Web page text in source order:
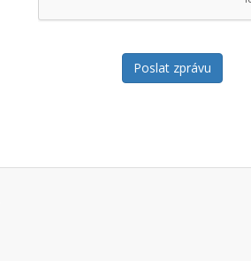
Poslat zprávu